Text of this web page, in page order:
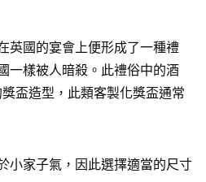
英國的宴會上便形成了一種禮
一樣被人暗殺。此禮俗中的酒
盃造型，此類客製化獎盃通常
小家子氣，因此選擇適當的尺寸